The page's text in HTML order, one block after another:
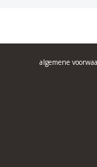
algemene